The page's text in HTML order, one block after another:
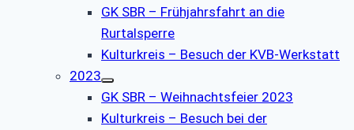
GK SBR – Frühjahrsfahrt an die
Rurtalsperre
Kulturkreis – Besuch der KVB-Werkstatt
2023
GK SBR – Weihnachtsfeier 2023
Kulturkreis – Besuch bei der